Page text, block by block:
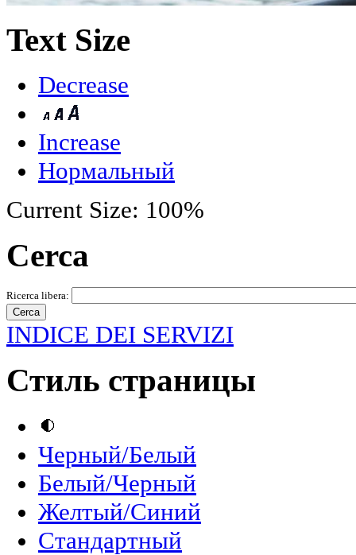
Text Size
Decrease
Increase
Нормальный
Current Size: 100%
Cerca
Ricerca libera:
INDICE DEI SERVIZI
Стиль страницы
Черный/Белый
Белый/Черный
Желтый/Синий
Стандартный